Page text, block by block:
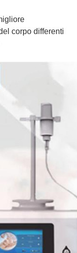
corpo differenti